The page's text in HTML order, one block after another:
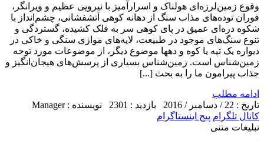
وقوع زمین‌لرزه‌ای هولناک و اسرارآمیز با نیرویی عظیم و ویرانگر،
فوران توده‌های مذاب سنگ از دهانه کوهی آتشفشانی، چشم‌انداز با
شکوه دره‌ای عمیق در پای کوهی سر به فلک کشیده، گستردگی و
تنوع سنگ‌های موجود در طبیعت، لایه‌های موازی سنگی و خاکی در
دیواره یک تپه یا کوه و دهها موضوع دیگر، از موضوعات مورد توجه
زمین‌شناس است. زمین‌شناس بسیاری از پرسش‌های هیجان‌انگیز و
جذاب پیرامون ما را به بحث [...]
ادامه مطلب
تاریخ : 22 / دسامبر / 2016
بازدید : 2301
نویسنده : Manager
کانال تلگرام پیج اینستاگرام
تبلیغات متنی